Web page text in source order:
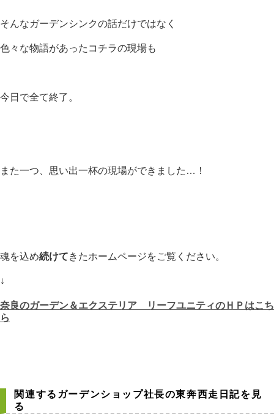
そんなガーデンシンクの話だけではなく
色々な物語があったコチラの現場も
今日で全て終了。
また一つ、思い出一杯の現場ができました…！
魂を込め続けてきたホームページをご覧ください。
↓
奈良のガーデン＆エクステリア リーフユニティのＨＰはこち
ら
関連するガーデンショップ社長の東奔西走日記を見
る